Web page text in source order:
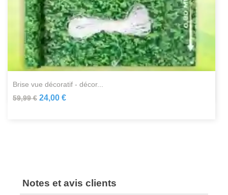
brise vue décoratif - décor...
59,99 € 24,00 €
Notes et avis clients